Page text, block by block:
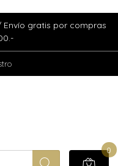
gratis por compras
0